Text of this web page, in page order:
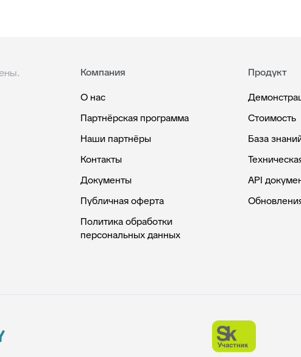
Компания
О нас
Партнёрская программа
Наши партнёры
Контакты
Документы
Публичная оферта
Политика обработки
персональных данных
Продукт
Стоимость
База
API